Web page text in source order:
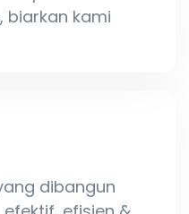
biarkan kami
dibangun